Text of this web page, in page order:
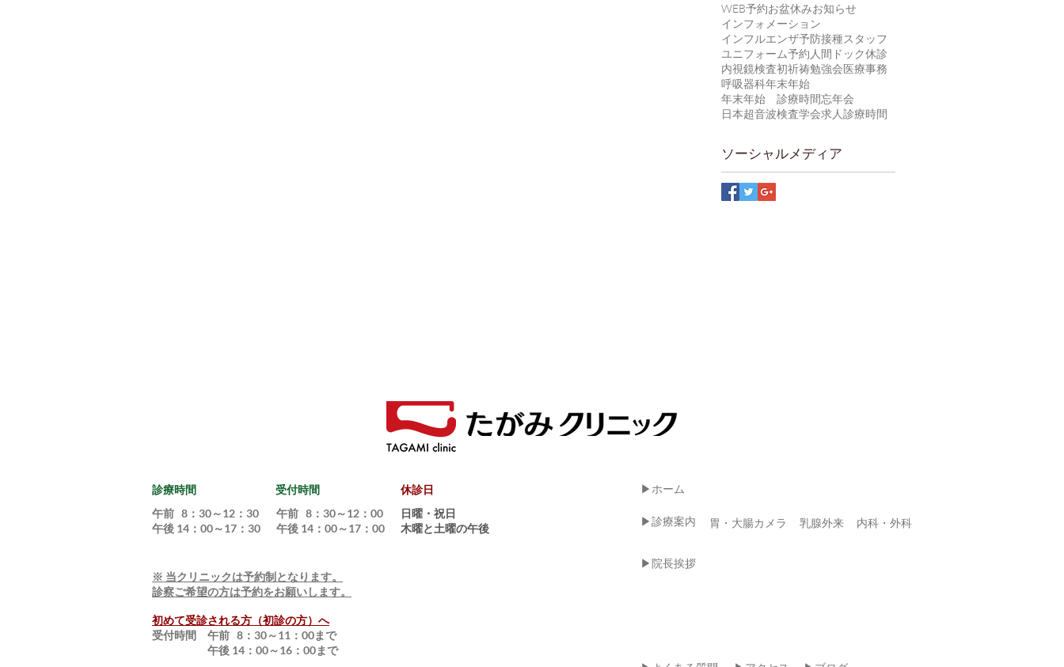
WEB予約お盆休みお知らせ
インフォメーション
インフルエンザ予防接種スタッフ
ユニフォーム予約 人間ドック休診
内視鏡検査初祈祷勉強会医療事務
呼吸器科年末年始
年末年始 診療時間忘年会
日本超音波検査学会求人診療時間
ソーシャルメディア
診療時間
午前 8：30～12：30
午後 14：00～17：30
受付時間
午前 8：30～12：00
午後 14：00～17：00
​休診日
日曜・祝日
木曜と土曜の午後
※ 当クリニックは予約制となります。
​診察ご希望の方は予約をお願いします。
初めて受診される方（初診の方）へ
受付時間 午前 8：30～11：00まで
午後 14：00～16：00まで
▶ホーム
▶診療案内 胃・大腸カメラ 乳腺外来 内科・外科
▶院長挨拶